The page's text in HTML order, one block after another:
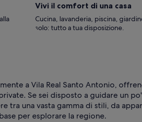
Vivi il comfort di una casa
Cucina, lavanderia, piscina,
solo: tutto a tua disposizione.
a Vila Real Santo Antonio,
Se sei disposto a guidare un
una vasta gamma di stili, da
per esplorare la regione.